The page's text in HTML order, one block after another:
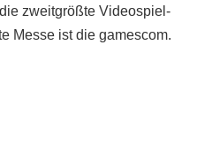
zweitgrößte Videospiel-
Messe ist die gamescom.